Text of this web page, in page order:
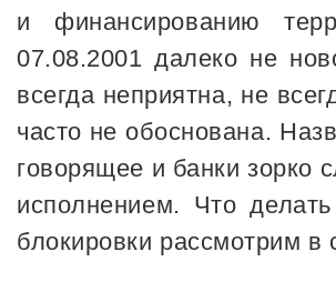
и финансированию
07.08.2001 далеко не
всегда неприятна, не
часто не обоснована.
говорящее и банки зорко
исполнением. Что
блокировки рассмотрим в